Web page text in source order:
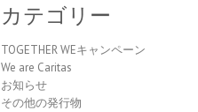
イ
ブ
カテゴリー
TOGETHER WEキャンペーン
We are Caritas
お知らせ
その他の発行物